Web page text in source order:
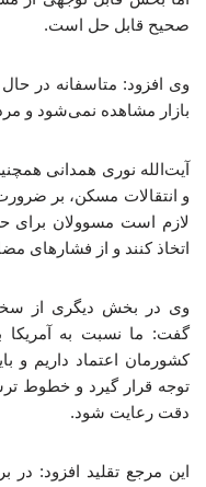
صحیح قابل حل است.
وی افزود: متاسفانه در
بازار مشاهده نمی‌شود و
آیت‌الله نوری همدانی
و انتقالات مسکن، بر
لازم است مسوولان برای
اتخاذ کنند و از فشارهای
وی در بخش دیگری از
گفت: ما نسبت به آمریکا
کشورمان اعتماد داریم
توجه قرار گیرد و خطوط
دقت رعایت شود.
این مرجع تقلید افزود: در